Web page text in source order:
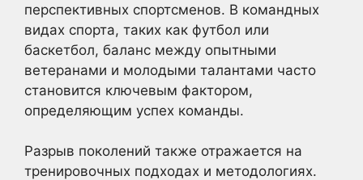
перспективных спортсменов. В командных
видах спорта, таких как футбол или
баскетбол, баланс между опытными
ветеранами и молодыми талантами часто
становится ключевым фактором,
определяющим успех команды.
Разрыв поколений также отражается на
тренировочных подходах и методологиях.